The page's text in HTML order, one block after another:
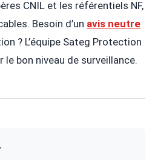
CNIL et les référentiels NF,
Besoin d’un avis neutre
? L’équipe Sateg Protection
le bon niveau de surveillance.